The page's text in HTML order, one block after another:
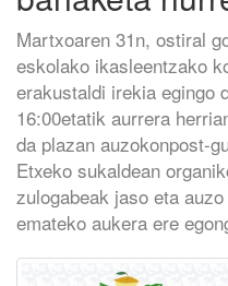
Martxoaren 31n, ostiral
eskolako ikasleentzako
erakustaldi irekia egingo
16:00etatik aurrera
da plazan auzokonpost-
Etxeko sukaldean
zulogabeak jaso eta
emateko aukera ere